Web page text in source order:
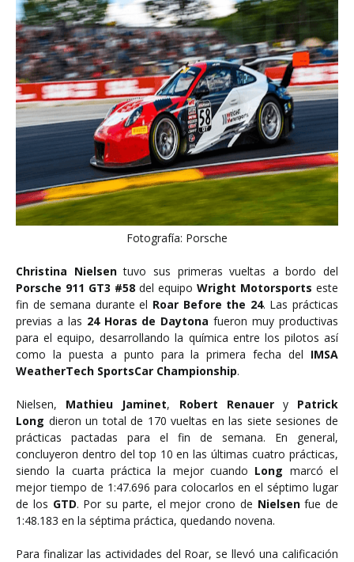
Fotografía: Porsche
Christina Nielsentuvo sus primeras vueltas a bordo del
Porsche 911 GT3 #58 del equipo Wright Motorsports este
fin de semana durante el Roar Before the 24. Las prácticas
previas a las 24 Horas de Daytona fueron muy productivas
para el equipo, desarrollando la química entre los pilotos así
como la puesta a punto para la primera fecha del IMSA
WeatherTech SportsCar Championship.
Nielsen, Mathieu Jaminet, Robert Renauery Patrick
Long dieron un total de 170 vueltas en las siete sesiones de
prácticas pactadas para el fin de semana. En general,
concluyeron dentro del top 10 en las últimas cuatro prácticas,
siendo la cuarta práctica la mejor cuando Long marcó el
mejor tiempo de 1:47.696 para colocarlos en el séptimo lugar
de los GTD. Por su parte, el mejor crono de Nielsenfue de
1:48.183 en la séptima práctica, quedando novena.
Para finalizar las actividades del Roar, se llevó una calificación